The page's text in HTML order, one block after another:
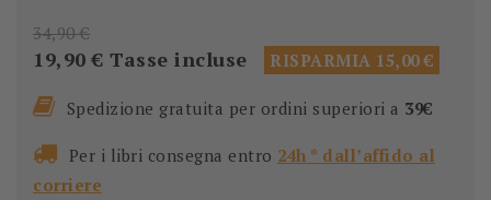
34,90 €
19,90 € Tasse incluse RISPARMIA 15,00 €
Spedizione gratuita per ordini superiori a 39€
Per i libri consegna entro 24h * dall’affido al
corriere